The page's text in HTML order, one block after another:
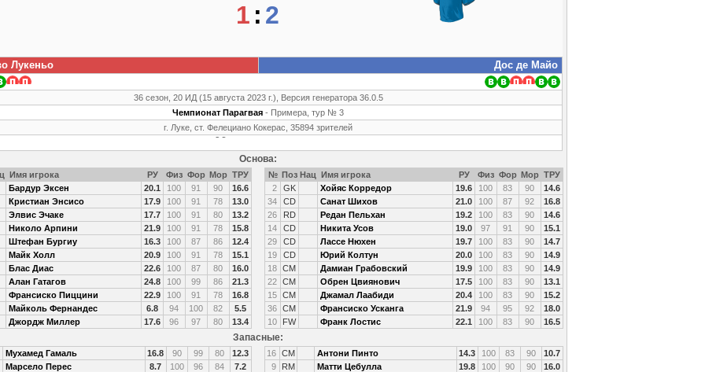
1 : 2
Лукеньо Дос де Майо
36 сезон, 20 ИД (15 августа 2023 г.), Версия генератора 36.0.5
Чемпионат Парагвая - Примера, тур № 3
г. Луке, ст. Фелециано Кокерас, 35894 зрителей
Основа:
Имя игрока РУ Физ Фор Мор ТРУ
Бардур Эксен 20.1 100 91 90
16.6
Кристиан Энсисо 17.9 100 91 78
13.0
Элвис Эчаке 17.7 100 91 80
13.2
Николо Арпини 21.9 100 91 78
15.8
Штефан Бургиу 16.3 100 87 86
12.4
Майк Холл 20.9 100 91 78
15.1
Блас Диас 22.6 100 87 80
16.0
Алан Гатагов 24.8 100 99 86
21.3
Франсиско Пиццини 22.9 100 91 78
16.8
Майколь Фернандес 6.8 94 100 82
5.5
Джордж Миллер 17.6 96 97 80 13.4
№ Поз Нац Имя игрока РУ Физ Фор Мор ТРУ
2
GK Хойяс Корредор 19.6 100 83 90
14.6
34
CD Санат Шихов 21.0 100 87 92
16.8
26
RD Редан Пельхан 19.2 100 83 90
14.6
14
CD Никита Усов 19.0 97 91 90
15.1
29
CD Лассе Нюхен 19.7 100 83 90
14.7
19
CD Юрий Колтун 20.0 100 83 90
14.9
18 CM Дамиан Грабовский 19.9 100 83 90
14.9
22 CM Обрен Цвиянович 17.5 100 83 90
13.1
15 CM Джамал Лаабиди 20.4 100 83 90
15.2
36 CM Франсиско Усканга 21.9 94 95 92
18.0
10
FW Франк Лостис 22.1 100 83 90 16.5
Запасные:
Мухамед Гамаль 16.8 90 99 80
12.3
Марсело Перес 8.7 100 96 84 7.2
16 CM Антони Пинто 14.3 100 83 90
10.7
9
RM Матти Цебулла 19.8 100 90 90
16.0